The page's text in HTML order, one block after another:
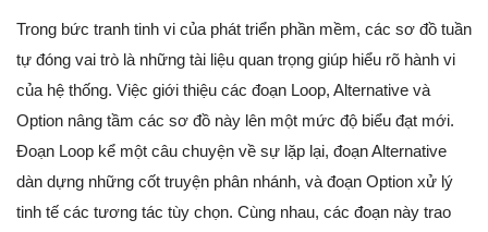
Trong bức tranh tinh vi của phát triển phần mềm, các sơ đồ tuần
tự đóng vai trò là những tài liệu quan trọng giúp hiểu rõ hành vi
của hệ thống. Việc giới thiệu các đoạn Loop, Alternative và
Option nâng tầm các sơ đồ này lên một mức độ biểu đạt mới.
Đoạn Loop kể một câu chuyện về sự lặp lại, đoạn Alternative
dàn dựng những cốt truyện phân nhánh, và đoạn Option xử lý
tinh tế các tương tác tùy chọn. Cùng nhau, các đoạn này trao